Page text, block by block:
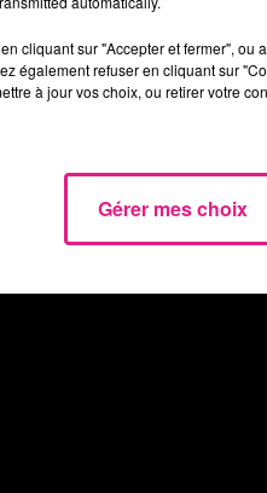
des ours
"Bordalo II".
en voie de
cliquant sur "Accepter et fermer",
également refuser en cliquant sur
à jour vos choix, ou retirer votre
Gérer mes choix